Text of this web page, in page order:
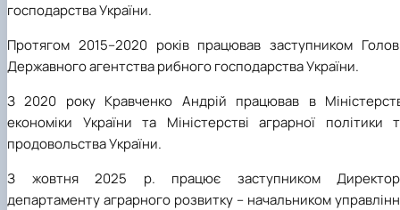
господарства України.
Протягом 2015–2020 років працював заступником
Державного агентства рибного господарства України.
З 2020 року Кравченко Андрій працював в
економіки України та Міністерстві аграрної політики
продовольства України.
З жовтня 2025 р. працює заступником
департаменту аграрного розвитку – начальником